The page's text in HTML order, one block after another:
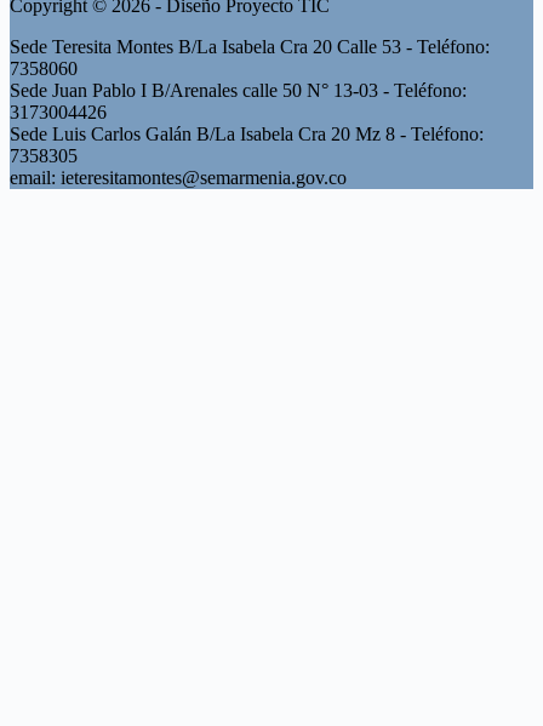
Copyright © 2026 - Diseño Proyecto TIC
Sede Teresita Montes B/La Isabela Cra 20 Calle 53 - Teléfono:
7358060
Sede Juan Pablo I B/Arenales calle 50 N° 13-03 - Teléfono:
3173004426
Sede Luis Carlos Galán B/La Isabela Cra 20 Mz 8 - Teléfono:
7358305
email: ieteresitamontes@semarmenia.gov.co